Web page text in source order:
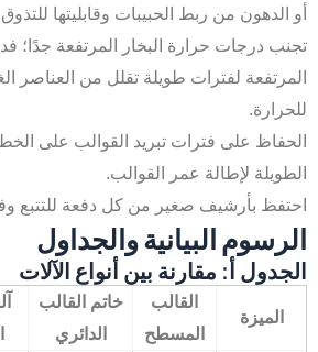
أو الدهون من ربط الحبيبات وقابليتها
تجنب درجات حرارة البخار المرتفعة جدًا؛
المرتفعة لفترات طويلة تقلل من العناصر
للحرارة.
الحفاظ على فترات تبريد القوالب على
الطويلة لإطالة عمر القوالب.
احتفظ بأرشيف صغير من كل دفعة للتتبع
الرسوم البيانية والجداول
الجدول أ: مقارنة بين أنواع الآلات
الميزة
القالب
المسطح
خاتم القالب
الدائري